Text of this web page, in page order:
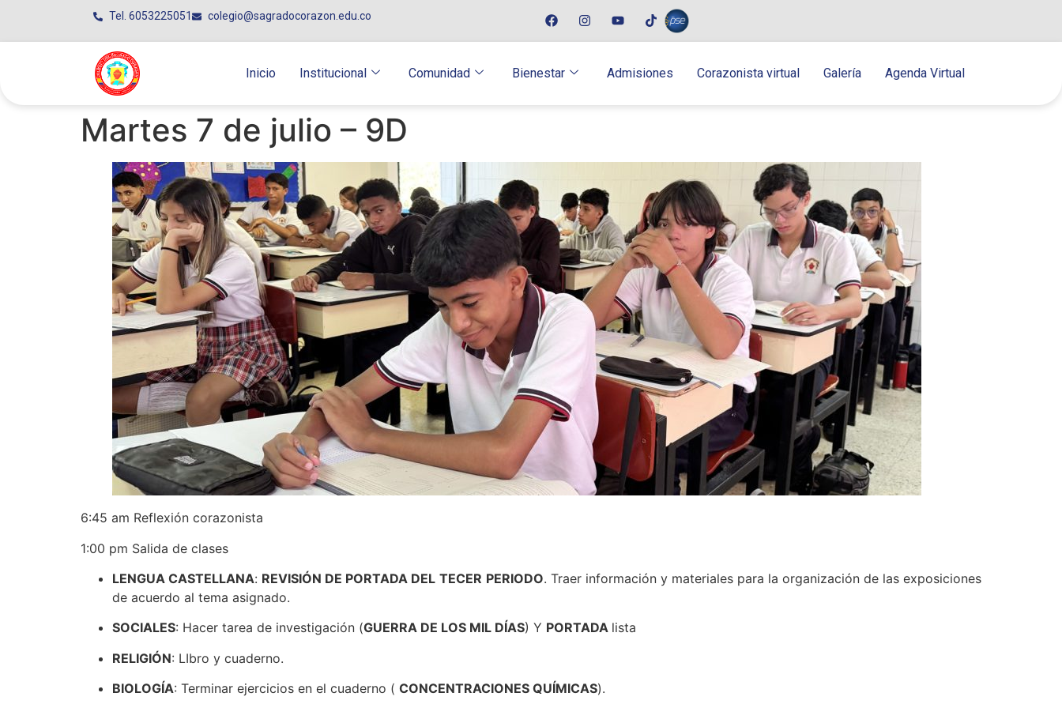
Tel. 6053225051 colegio@sagradocorazon.edu.co
Inicio Institucional Comunidad Bienestar Admisiones Corazonista virtual Galería Agenda Virtual
Martes 7 de julio – 9D
6:45 am Reflexión corazonista
1:00 pm Salida de clases
LENGUA CASTELLANA: REVISIÓN DE PORTADA DEL TECER PERIODO. Traer información y materiales para la organización de las exposiciones
de acuerdo al tema asignado.
SOCIALES: Hacer tarea de investigación (GUERRA DE LOS MIL DÍAS) Y PORTADA lista
RELIGIÓN: LIbro y cuaderno.
BIOLOGÍA: Terminar ejercicios en el cuaderno ( CONCENTRACIONES QUÍMICAS).